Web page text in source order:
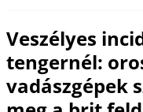
Veszélyes
tengernél:
vadászgépek